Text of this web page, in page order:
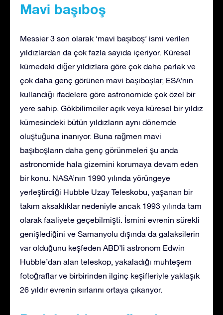
Mavi başıboş
Messier 3 son olarak ‘mavi başıboş’ ismi verilen
yıldızlardan da çok fazla sayıda içeriyor. Küresel
kümedeki diğer yıldızlara göre çok daha parlak ve
çok daha genç görünen mavi başıboşlar, ESA’nın
kullandığı ifadelere göre astronomide çok özel bir
yere sahip. Gökbilimciler açık veya küresel bir yıldız
kümesindeki bütün yıldızların aynı dönemde
oluştuğuna inanıyor. Buna rağmen mavi
başıboşların daha genç görünmeleri şu anda
astronomide hala gizemini korumaya devam eden
bir konu. NASA’nın 1990 yılında yörüngeye
yerleştirdiği Hubble Uzay Teleskobu, yaşanan bir
takım aksaklıklar nedeniyle ancak 1993 yılında tam
olarak faaliyete geçebilmişti. İsmini evrenin sürekli
genişlediğini ve Samanyolu dışında da galaksilerin
var olduğunu keşfeden ABD’li astronom Edwin
Hubble’dan alan teleskop, yakaladığı muhteşem
fotoğraflar ve birbirinden ilginç keşifleriyle yaklaşık
26 yıldır evrenin sırlarını ortaya çıkarıyor.